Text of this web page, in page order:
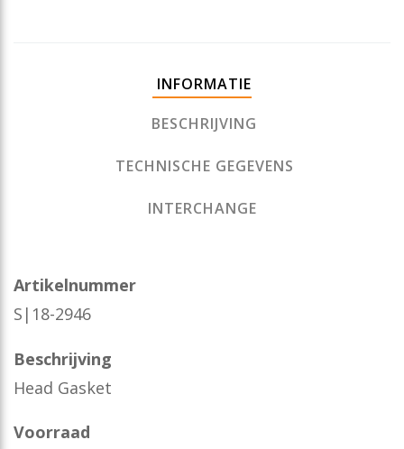
INFORMATIE
BESCHRIJVING
TECHNISCHE GEGEVENS
INTERCHANGE
Artikelnummer
S|18-2946
Beschrijving
Head Gasket
Voorraad